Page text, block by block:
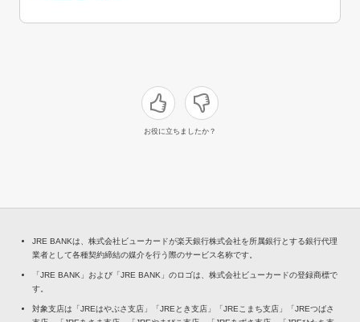
お役に立ちましたか？
JRE BANKは、株式会社ビューカードが楽天銀行株式会社を所属銀行とする銀行代理
業者として各種契約締結の媒介を行う際のサービス名称です。
「JRE BANK」および「JRE BANK」のロゴは、株式会社ビューカードの登録商標で
す。
対象支店は「JREはやぶさ支店」「JREとき支店」「JREこまち支店」「JREつばさ